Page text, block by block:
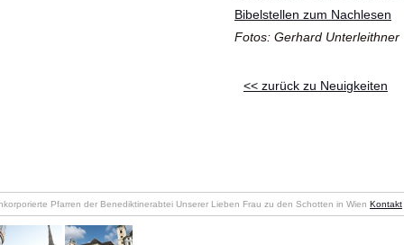
Bibelstellen zum Nachlesen
Fotos: Gerhard Unterleithner
<< zurück zu Neuigkeiten
Pfarren der Benediktinerabtei Unserer Lieben Frau zu den Schotten in Wien Kontakt